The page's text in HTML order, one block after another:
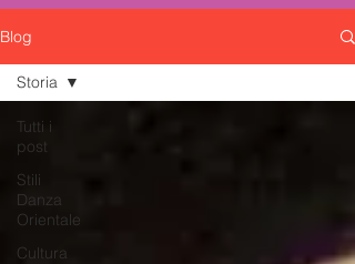
Blog
Tutti i
post
Stili
Danza
Orientale
Cultura
Storia